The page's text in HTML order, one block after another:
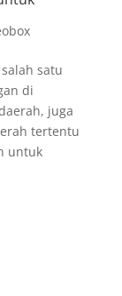
satu
di
juga
tertentu
untuk